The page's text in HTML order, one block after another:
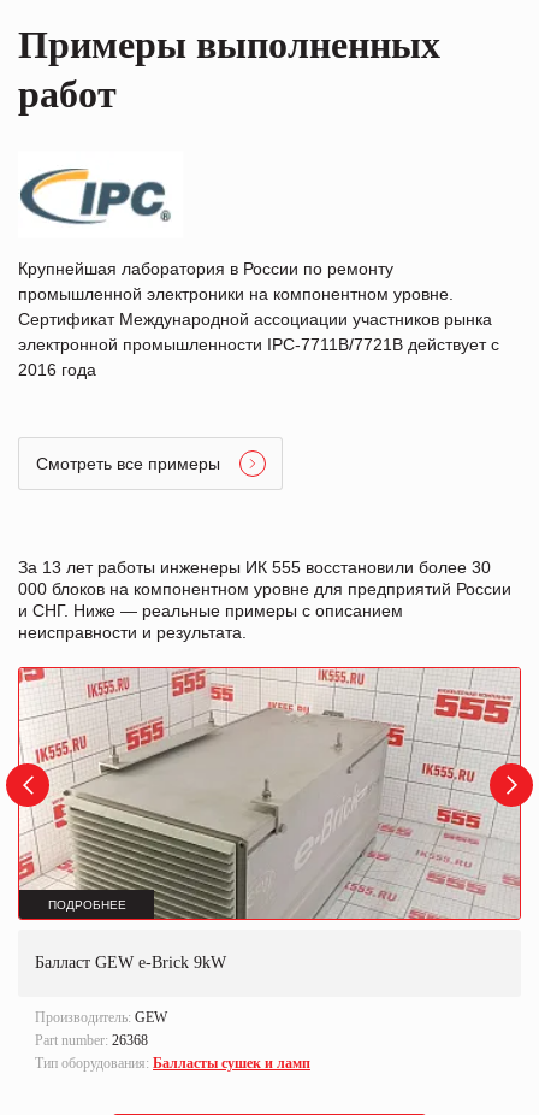
Примеры выполненных
работ
Крупнейшая лаборатория в России по ремонту
промышленной электроники на компонентном уровне.
Сертификат Международной ассоциации участников рынка
электронной промышленности IPC-7711B/7721B действует с
2016 года
Смотреть все примеры
За 13 лет работы инженеры ИК 555 восстановили более 30
000 блоков на компонентном уровне для предприятий России
и СНГ. Ниже — реальные примеры с описанием
неисправности и результата.
ПОДРОБНЕЕ
Балласт GEW e-Brick 9kW
Производитель: GEW
Part number: 26368
Тип оборудования: Балласты сушек и ламп